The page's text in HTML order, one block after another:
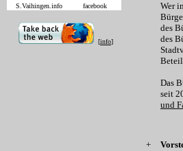
S.Vaihingen.info facebook
Wer
des
des
Das
seit
und
+
[info]